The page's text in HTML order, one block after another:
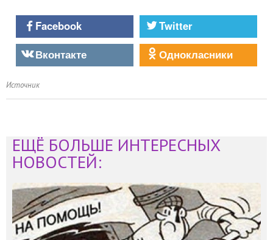
Facebook
Twitter
Вконтакте
Однокласники
Источник
ЕЩЁ БОЛЬШЕ ИНТЕРЕСНЫХ
НОВОСТЕЙ: